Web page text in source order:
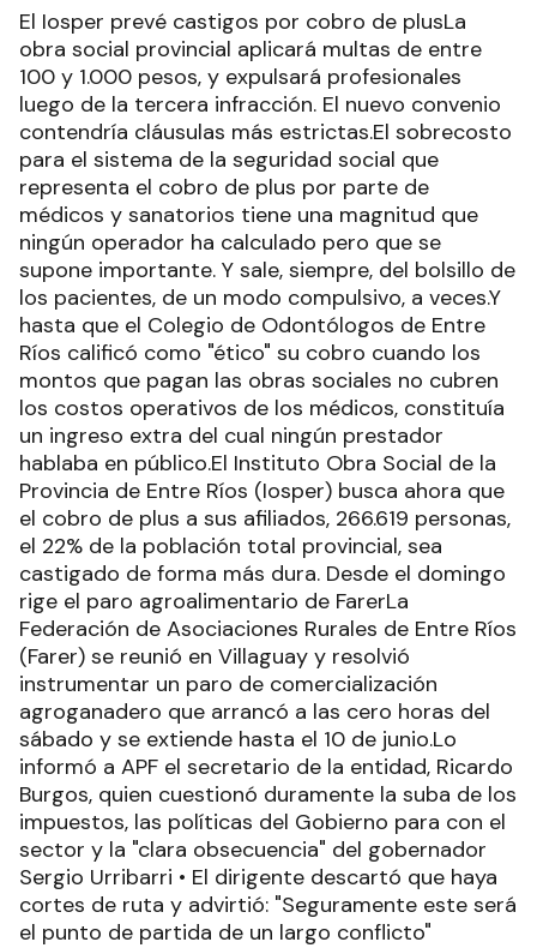
El Iosper prevé castigos por cobro de plusLa
obra social provincial aplicará multas de entre
100 y 1.000 pesos, y expulsará profesionales
luego de la tercera infracción. El nuevo convenio
contendría cláusulas más estrictas.El sobrecosto
para el sistema de la seguridad social que
representa el cobro de plus por parte de
médicos y sanatorios tiene una magnitud que
ningún operador ha calculado pero que se
supone importante. Y sale, siempre, del bolsillo de
los pacientes, de un modo compulsivo, a veces.Y
hasta que el Colegio de Odontólogos de Entre
Ríos calificó como "ético" su cobro cuando los
montos que pagan las obras sociales no cubren
los costos operativos de los médicos, constituía
un ingreso extra del cual ningún prestador
hablaba en público.El Instituto Obra Social de la
Provincia de Entre Ríos (Iosper) busca ahora que
el cobro de plus a sus afiliados, 266.619 personas,
el 22% de la población total provincial, sea
castigado de forma más dura. Desde el domingo
rige el paro agroalimentario de FarerLa
Federación de Asociaciones Rurales de Entre Ríos
(Farer) se reunió en Villaguay y resolvió
instrumentar un paro de comercialización
agroganadero que arrancó a las cero horas del
sábado y se extiende hasta el 10 de junio.Lo
informó a APF el secretario de la entidad, Ricardo
Burgos, quien cuestionó duramente la suba de los
impuestos, las políticas del Gobierno para con el
sector y la "clara obsecuencia" del gobernador
Sergio Urribarri • El dirigente descartó que haya
cortes de ruta y advirtió: "Seguramente este será
el punto de partida de un largo conflicto"